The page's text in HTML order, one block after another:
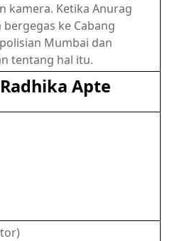
kamera. Ketika Anurag
ke Cabang
Mumbai dan
tentang hal itu.
Apte